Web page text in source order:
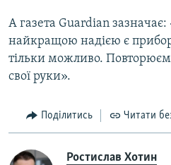
А газета Guardian
найкращою надією є
тільки можливо.
свої руки».
Поділитись Читати
Ростислав Хотин